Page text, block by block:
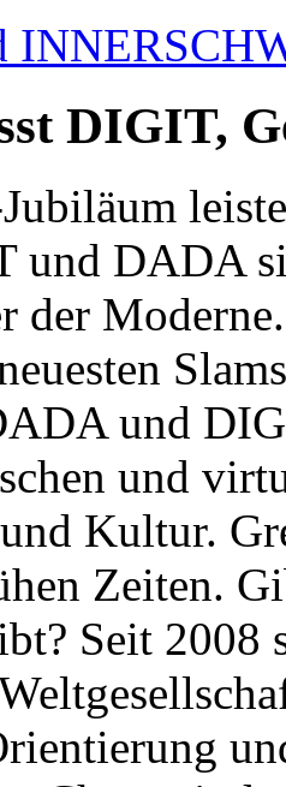
DIGIT,
und DADA
der
und
und
Kultur.
Zeiten.
Seit 2008